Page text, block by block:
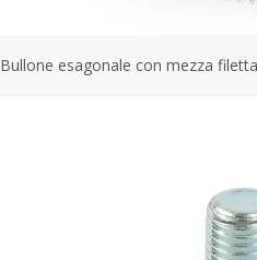
Bullone esagonale con mezza